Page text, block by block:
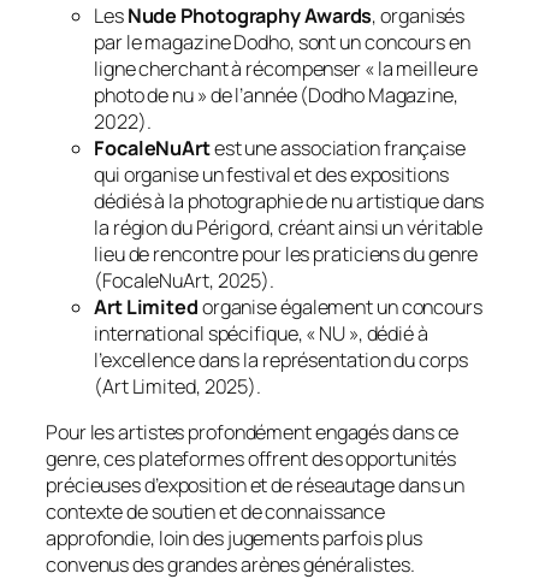
LesNude Photography Awards, organisés
par le magazine Dodho, sont un concours en
ligne cherchant à récompenser « la meilleure
photo de nu » de l’année (Dodho Magazine,
2022).
FocaleNuArtest une association française
qui organise un festival et des expositions
dédiés à la photographie de nu artistique dans
la région du Périgord, créant ainsi un véritable
lieu de rencontre pour les praticiens du genre
(FocaleNuArt, 2025).
Art Limitedorganise également un concours
international spécifique, « NU », dédié à
l’excellence dans la représentation du corps
(Art Limited, 2025).
Pour les artistes profondément engagés dans ce
genre, ces plateformes offrent des opportunités
précieuses d’exposition et de réseautage dans un
contexte de soutien et de connaissance
approfondie, loin des jugements parfois plus
convenus des grandes arènes généralistes.